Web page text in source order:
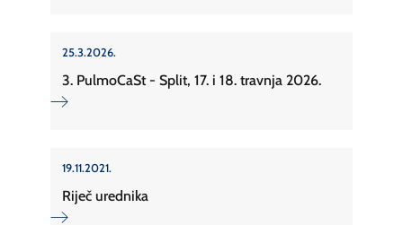
25.3.2026.
3. PulmoCaSt - Split, 17. i 18. travnja 2026.
19.11.2021.
Riječ urednika